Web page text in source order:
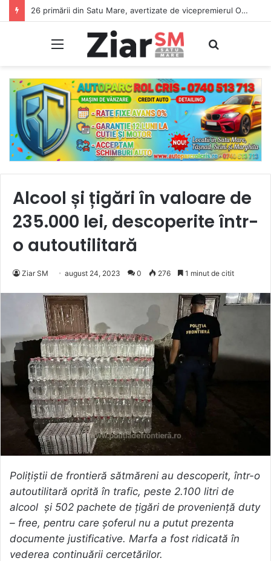
26 primării din Satu Mare, avertizate de vicepremierul Oana Gheorghiu: Dacă nu se înscriu în Ghișeul.ro, pierd bani de la bugetul de stat
Meniu
Alcool și țigări în valoare de
235.000 lei, descoperite într-
o autoutilitară
Ziar SM august 24, 2023 0 276 1 minut de citit
Poliţiştii de frontieră sătmăreni au descoperit, într-o
autoutilitară oprită în trafic, peste 2.100 litri de
alcool și 502 pachete de țigări de proveniență duty
– free, pentru care șoferul nu a putut prezenta
documente justificative. Marfa a fost ridicată în
vederea continuării cercetărilor.